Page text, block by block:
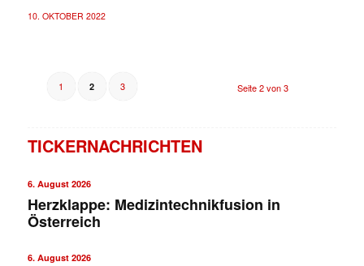
10. OKTOBER 2022
Seite 2 von 3
1 2 3
TICKERNACHRICHTEN
6. August 2026
Herzklappe: Medizintechnikfusion in
Österreich
6. August 2026